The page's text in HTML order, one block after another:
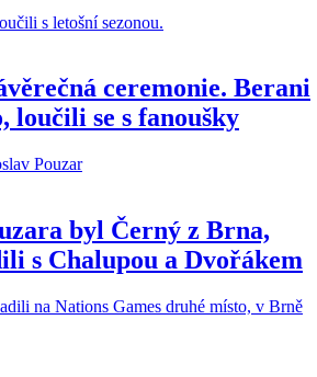
ceremonie. Berani
se s fanoušky
byl Černý z Brna,
s Chalupou a Dvořákem